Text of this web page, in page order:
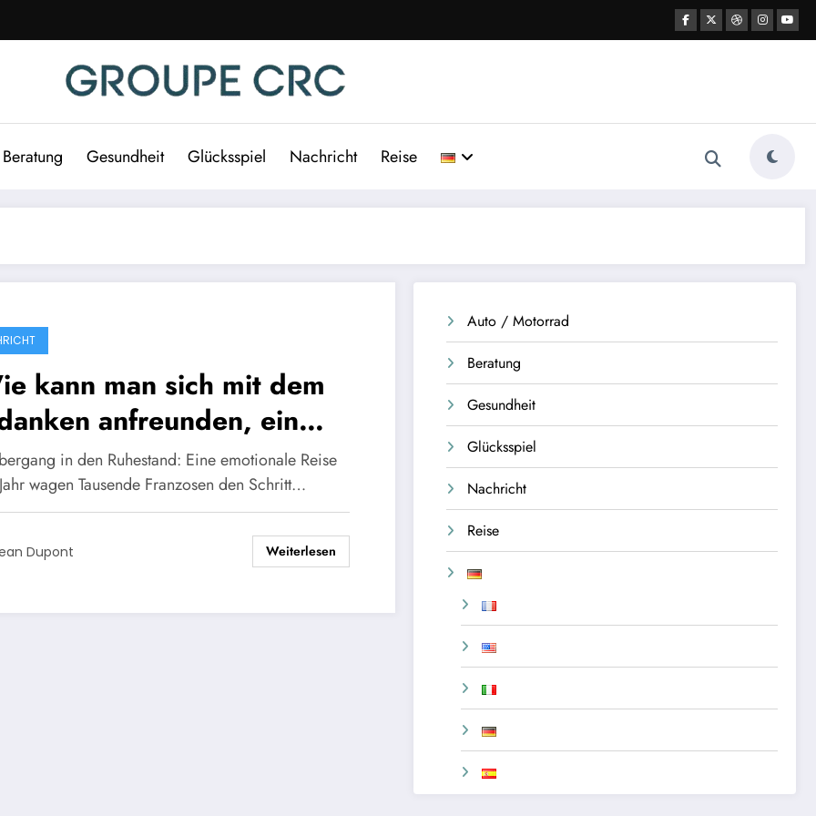
Beratung Gesundheit Glücksspiel Nachricht Reise
kann man sich mit dem
anfreunden, ein
zu beziehen, ohne zu
Drei frisch
Menschen teilen
lebensverändernde
beim Übergang in
in den Ruhestand: Eine emotionale Reise
wagen Tausende Franzosen den Schritt…
Dupont Weiterlesen
Auto / Motorrad
Beratung
Gesundheit
Glücksspiel
Nachricht
Reise